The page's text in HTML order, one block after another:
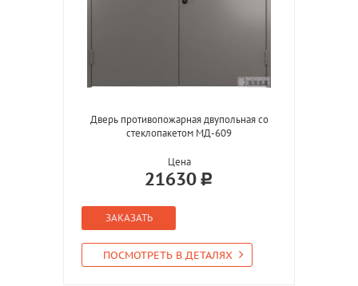
Дверь противопожарная двупольная со
стеклопакетом МД-609
Цена
21630
ЗАКАЗАТЬ
ПОСМОТРЕТЬ В ДЕТАЛЯХ